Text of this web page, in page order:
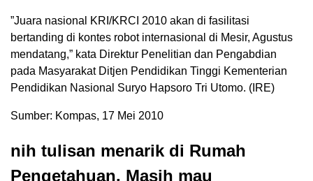
”Juara nasional KRI/KRCI 2010 akan di fasilitasi
bertanding di kontes robot internasional di Mesir, Agustus
mendatang,” kata Direktur Penelitian dan Pengabdian
pada Masyarakat Ditjen Pendidikan Tinggi Kementerian
Pendidikan Nasional Suryo Hapsoro Tri Utomo. (IRE)
Sumber: Kompas, 17 Mei 2010
nih tulisan menarik di Rumah
Pengetahuan. Masih mau